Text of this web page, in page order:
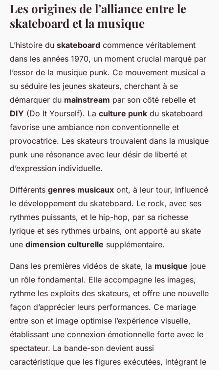
Les origines de l’alliance entre le
skateboard et la musique
L’histoire du skateboard commence véritablement
dans les années 1970, un moment crucial marqué par
l’essor de la musique punk. Ce mouvement musical a
su séduire les jeunes skateurs, cherchant à se
démarquer du mainstream par son côté rebelle et
DIY (Do It Yourself). La culture punk du skateboard
favorise une ambiance non conventionnelle et
provocatrice. Les skateurs trouvaient dans la musique
punk une résonance avec leur désir de liberté et
d’expression individuelle.
Différents genres musicaux ont, à leur tour, influencé
le développement du skateboard. Le rock, avec ses
rythmes puissants, et le hip-hop, par sa richesse
lyrique et ses rythmes urbains, ont apporté au skate
une dimension culturelle supplémentaire.
Dans les premières vidéos de skate, la musique joue
un rôle fondamental. Elle accompagne les images,
rythme les exploits des skateurs, et offre une nouvelle
façon d’apprécier leurs performances. Ce mariage
entre son et image optimise l’expérience visuelle,
établissant une connexion émotionnelle forte avec le
spectateur. La bande-son devient aussi
caractéristique que les figures exécutées, intégrant le